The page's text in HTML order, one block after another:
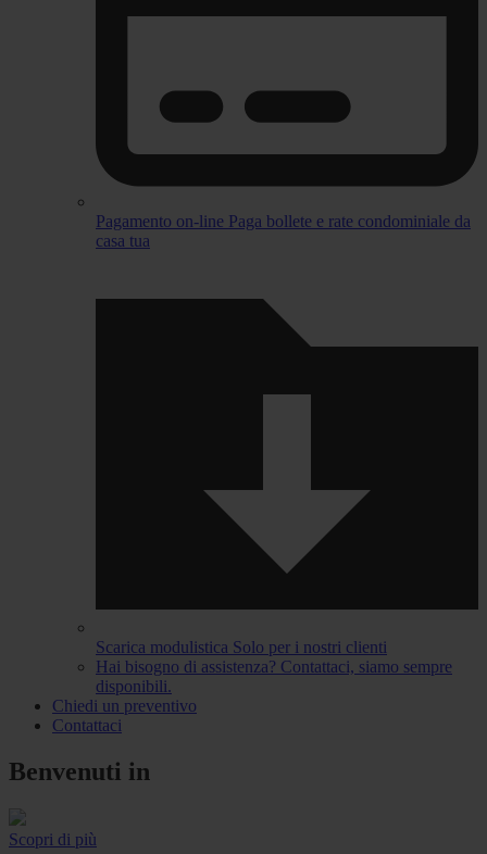
Pagamento on-line Paga bollete e rate condominiale da
casa tua
Scarica modulistica Solo per i nostri clienti
Hai bisogno di assistenza? Contattaci, siamo sempre
disponibili.
Chiedi un preventivo
Contattaci
Benvenuti in
Scopri di più